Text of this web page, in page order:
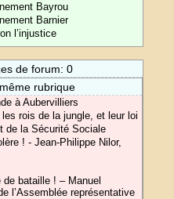
Bayrou
Barnier
l’injustice
de forum: 0
rubrique
à Aubervilliers
rois de la jungle, et leur loi
de la Sécurité Sociale
! - Jean-Philippe Nilor,
bataille ! – Manuel
l’Assemblée représentative